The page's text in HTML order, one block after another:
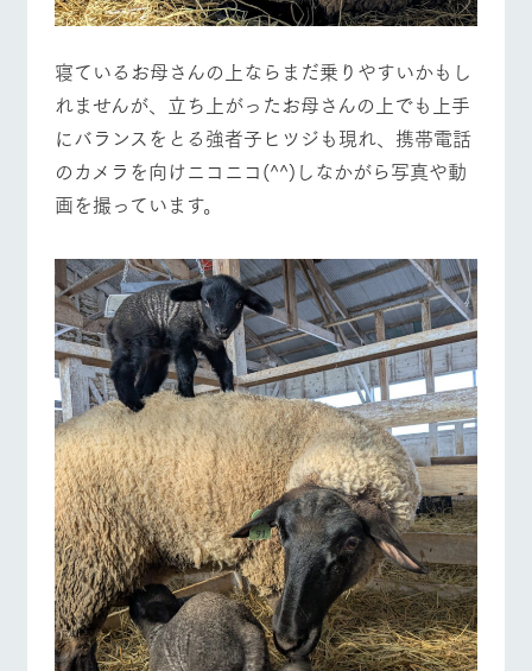
寝ているお母さんの上ならまだ乗りやすいかもし
れませんが、立ち上がったお母さんの上でも上手
にバランスをとる強者子ヒツジも現れ、携帯電話
のカメラを向けニコニコ(^^)しなかがら写真や動
画を撮っています。